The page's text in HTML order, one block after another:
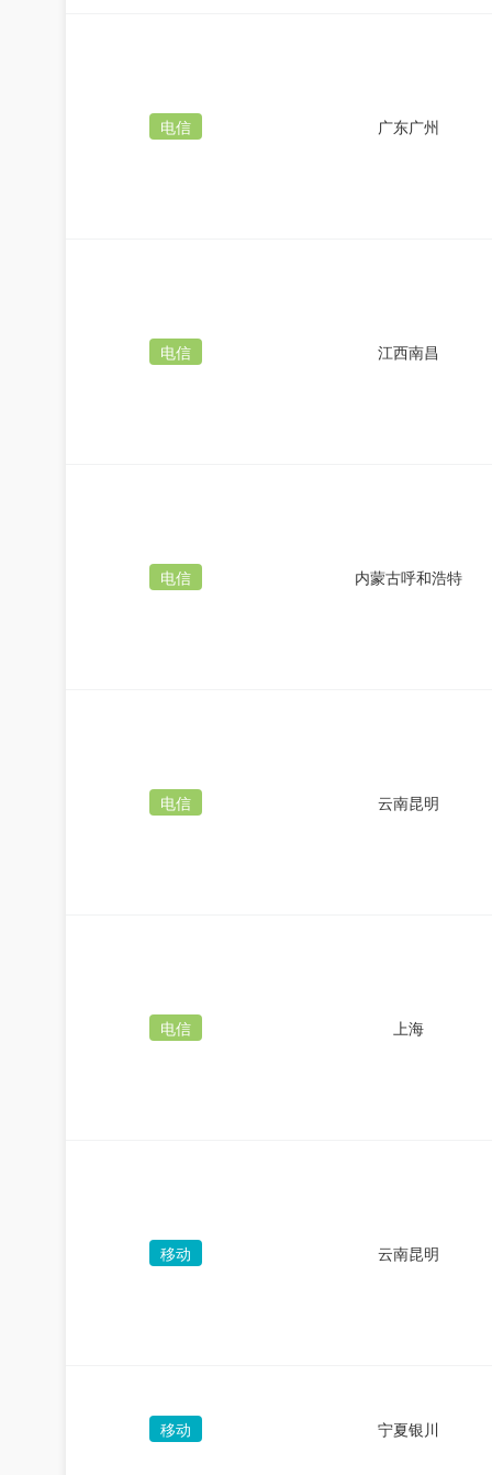
电信 广东广州
电信 江西南昌
电信 内蒙古呼和浩特
电信 云南昆明
电信 上海
移动 云南昆明
移动 宁夏银川